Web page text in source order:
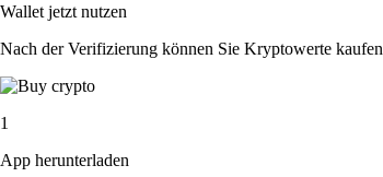
Wallet jetzt nutzen
Nach der Verifizierung können Sie Kryptowerte
1
App herunterladen